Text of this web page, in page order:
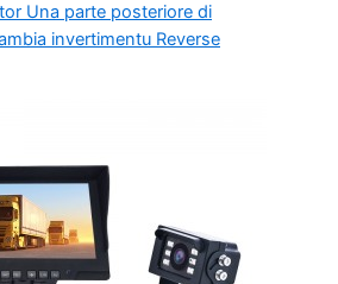
Una parte posteriore di
invertimentu Reverse